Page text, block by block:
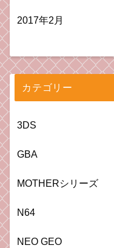
2017年2月
カテゴリー
3DS
GBA
MOTHERシリーズ
N64
NEO GEO